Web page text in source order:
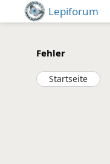
Lepiforum
Fehler
Startseite